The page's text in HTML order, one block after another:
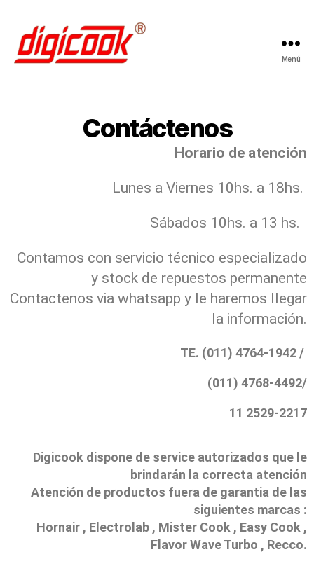
Menú
Contáctenos
Horario de atención
Lunes a Viernes 10hs. a 18hs.
Sábados 10hs. a 13 hs.
Contamos con servicio técnico especializado
y stock de repuestos permanente
Contactenos via whatsapp y le haremos llegar
la información.
TE. (011) 4764-1942 /
(011) 4768-4492/
11 2529-2217
Digicook dispone de service autorizados que le
brindarán la correcta atención
Atención de productos fuera de garantia de las
siguientes marcas :
Hornair , Electrolab , Mister Cook , Easy Cook ,
Flavor Wave Turbo , Recco.